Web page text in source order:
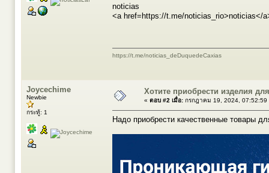
noticias
<a href=https://t.me/noticias_rio>noticias</
https://t.me/noticias_deDuquedeCaxias
Joycechime
Newbie
กระทู้: 1
Хотите приобрести изделия
« ตอบ #2 เมื่อ: กรกฎาคม 19, 2024, 07:52:59
Надо приобрести качественные товары